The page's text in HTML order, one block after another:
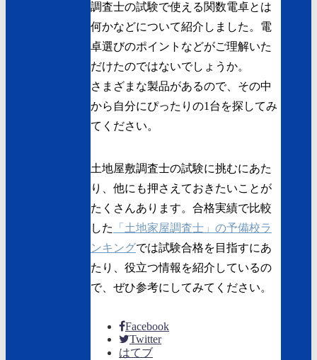
調査士の試験で使える関数電卓とは
何かなどについて紹介しました。電
卓選びのポイントなどがご理解いた
だけたのではないでしょうか。
さまざまな製品があるので、その中
から自分にぴったりの1台を探してみ
てください。
土地屋敷調査士の試験に挑むにあた
り、他にも押さえておきたいことが
たくさんあります。 合格実績で比較
した
「土地家屋調査士」の予備校ラ
ンキングでは試験合格を目指すにあ
たり、役立つ情報を紹介しているの
で、ぜひ参考にしてみてください。
Facebook
Twitter
はてブ